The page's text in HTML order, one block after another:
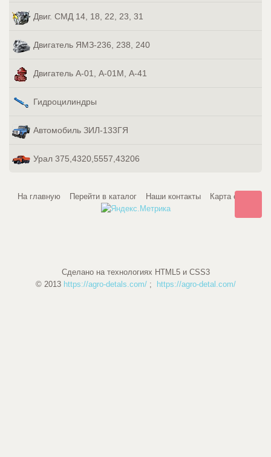
Двиг. СМД 14, 18, 22, 23, 31
Двигатель ЯМЗ-236, 238, 240
Двигатель А-01, А-01М, А-41
Гидроцилиндры
Автомобиль ЗИЛ-133ГЯ
Урал 375,4320,5557,43206
На главную Перейти в каталог Наши контакты Карта сайта
Сделано на технологиях HTML5 и CSS3
© 2013 https://agro-detals.com/; https://agro-detal.com/